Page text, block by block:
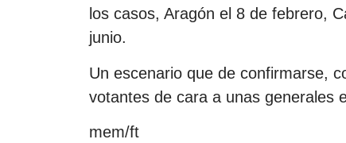
los casos, Aragón el 8 de febrero,
junio.
Un escenario que de confirmarse,
votantes de cara a unas generales
mem/ft